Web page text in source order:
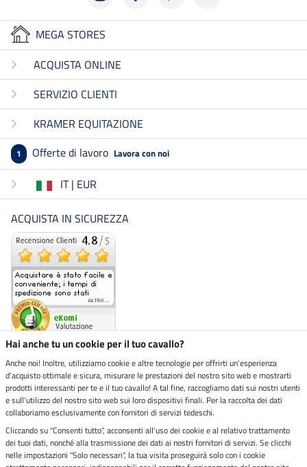
MEGA STORES
ACQUISTA ONLINE
SERVIZIO CLIENTI
KRAMER EQUITAZIONE
1 Offerte di lavoro Lavora con noi
IT | EUR
ACQUISTA IN SICUREZZA
Negozio ecosostenibile
Spedizioni tramite
Paga in sicurezza con
Hai anche tu un cookie per il tuo cavallo?
Anche noi! Inoltre, utilizziamo cookie e altre tecnologie per offrirti un'esperienza
d'acquisto ottimale e sicura, misurare le prestazioni del nostro sito web e mostrarti
prodotti interessanti per te e il tuo cavallo! A tal fine, raccogliamo dati sui nostri utenti
e sull'utilizzo del nostro sito web sui loro dispositivi finali. Per la raccolta dei dati
collaboriamo esclusivamente con fornitori di servizi tedeschi.
Cliccando su "Consenti tutto", acconsenti all'uso dei cookie e al relativo trattamento
dei tuoi dati, nonché alla trasmissione dei dati ai nostri fornitori di servizi. Se clicchi
nelle impostazioni "Solo necessari", la tua visita proseguirà solo con i cookie